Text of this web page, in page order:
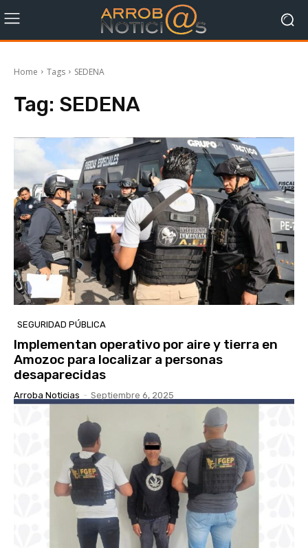
Home Tags SEDENA
Tag: SEDENA
SEGURIDAD PÚBLICA
Implementan operativo por aire y tierra en
Amozoc para localizar a personas
desaparecidas
Arroba Noticias - Septiembre 6, 2025